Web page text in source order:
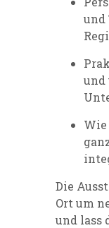
und
und
Wie
Die
Ort um
und lass